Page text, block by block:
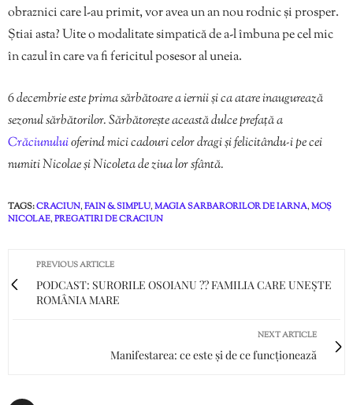
obraznici care l-au primit, vor avea un an nou rodnic și prosper.
Știai asta? Uite o modalitate simpatică de a-l îmbuna pe cel mic
în cazul în care va fi fericitul posesor al uneia.
6 decembrie este prima sărbătoare a iernii și ca atare inaugurează
sezonul sărbătorilor. Sărbătorește această dulce prefață a
Crăciunuluioferind mici cadouri celor dragi și felicitându-i pe cei
numiti Nicolae și Nicoleta de ziua lor sfântă.
TAGS:CRACIUN,FAIN & SIMPLU,MAGIA SARBARORILOR DE IARNA,MOȘ
NICOLAE,PREGATIRI DE CRACIUN
PREVIOUS ARTICLE
PODCAST: SURORILE OSOIANU ?? FAMILIA CARE UNEȘTE
ROMÂNIA MARE
NEXT ARTICLE
Manifestarea: ce este și de ce funcționează